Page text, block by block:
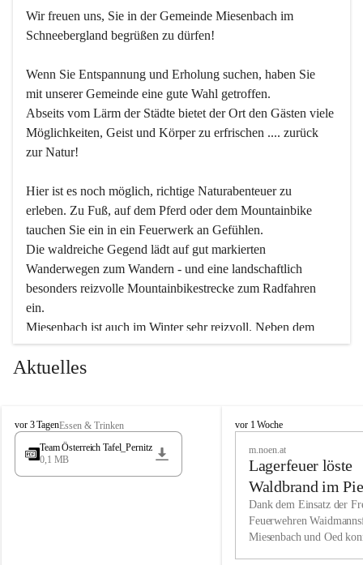
Wir freuen uns, Sie in der Gemeinde Miesenbach im
Schneebergland begrüßen zu dürfen!
Wenn Sie Entspannung und Erholung suchen, haben Sie
mit unserer Gemeinde eine gute Wahl getroffen.
Abseits vom Lärm der Städte bietet der Ort den Gästen viele
Möglichkeiten, Geist und Körper zu erfrischen .... zurück
zur Natur!
Hier ist es noch möglich, richtige Naturabenteuer zu
erleben. Zu Fuß, auf dem Pferd oder dem Mountainbike
tauchen Sie ein in ein Feuerwerk an Gefühlen.
Die waldreiche Gegend lädt auf gut markierten
Wanderwegen zum Wandern - und eine landschaftlich
besonders reizvolle Mountainbikestrecke zum Radfahren
ein.
Miesenbach ist auch im Winter sehr reizvoll. Neben dem
Eisstockschießen gibt es auf dem nahe gelegenen Unterberg
wunderschöne Naturschneepisten, die zum Schifahren oder
vielfältige Angebot unserer Kulturvereine.
Überzeugen Sie sich selbst, dass Sie in Miesenbach sowie
in den Beherbergungsbetrieben, Gaststätten und urigen
Wir kennen Miesenbach als lebens- und liebenswerten Ort.
Tradition und Innovation werden ebenso groß geschrieben
Aktuelles
M
i
s
vor 3 TagenEssen & Trinken
Team Österreich Tafel_Pernitz
0,1 MB
M
h
vor 1 Woche
m.noen.at
Lagerfeuer löste
Waldbrand im
aus
Dank dem Einsatz der
Feuerwehren
Miesenbach und Oed